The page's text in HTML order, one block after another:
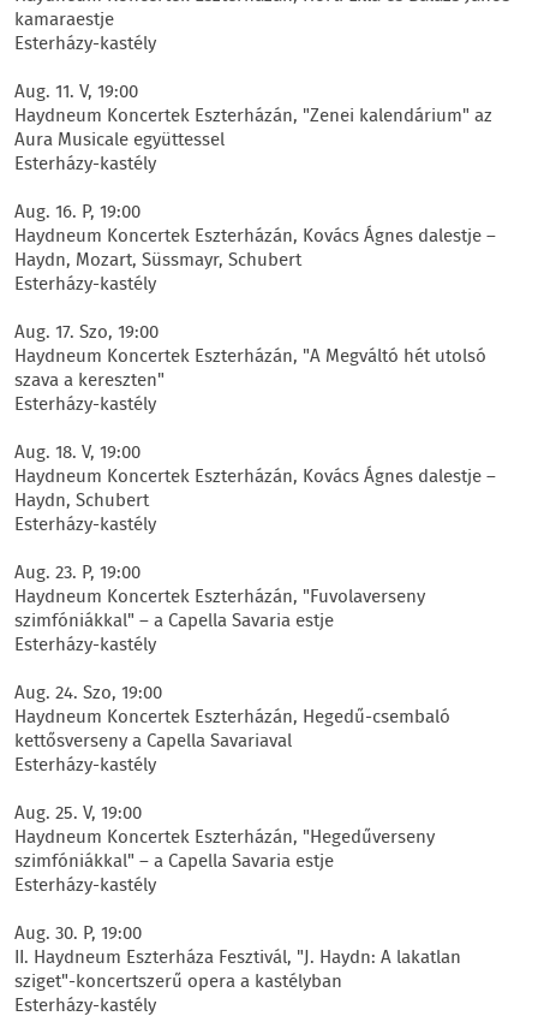
kamaraestje
Esterházy-kastély
Aug. 11. V, 19:00
Haydneum Koncertek Eszterházán, "Zenei kalendárium" az
Aura Musicale együttessel
Esterházy-kastély
Aug. 16. P, 19:00
Haydneum Koncertek Eszterházán, Kovács Ágnes dalestje –
Haydn, Mozart, Süssmayr, Schubert
Esterházy-kastély
Aug. 17. Szo, 19:00
Haydneum Koncertek Eszterházán, "A Megváltó hét utolsó
szava a kereszten"
Esterházy-kastély
Aug. 18. V, 19:00
Haydneum Koncertek Eszterházán, Kovács Ágnes dalestje –
Haydn, Schubert
Esterházy-kastély
Aug. 23. P, 19:00
Haydneum Koncertek Eszterházán, "Fuvolaverseny
szimfóniákkal" – a Capella Savaria estje
Esterházy-kastély
Aug. 24. Szo, 19:00
Haydneum Koncertek Eszterházán, Hegedű-csembaló
kettősverseny a Capella Savariaval
Esterházy-kastély
Aug. 25. V, 19:00
Haydneum Koncertek Eszterházán, "Hegedűverseny
szimfóniákkal" – a Capella Savaria estje
Esterházy-kastély
Aug. 30. P, 19:00
II. Haydneum Eszterháza Fesztivál, "J. Haydn: A lakatlan
sziget"-koncertszerű opera a kastélyban
Esterházy-kastély